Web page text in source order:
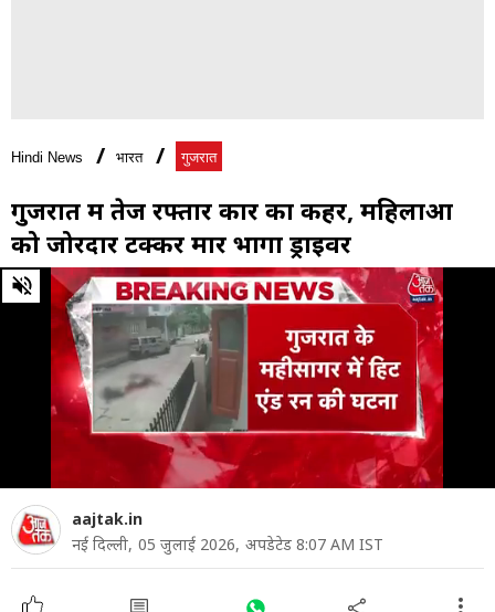
Hindi News भारत गुजरात
गुजरात में तेज रफ्तार कार का कहर, महिलाओं
को जोरदार टक्कर मार भागा ड्राइवर
0
of
minute,
aajtak.in
नई दिल्ली, 05 जुलाई 2026, अपडेटेड 8:07 AM IST